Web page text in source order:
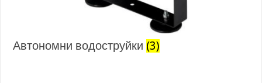
Автономни водоструйки (3)